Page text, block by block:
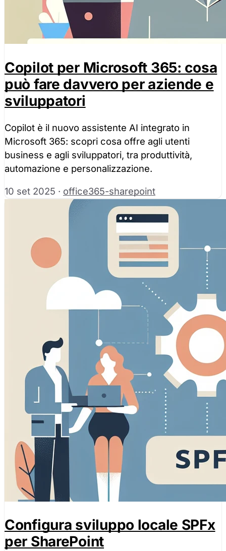
Copilot per Microsoft 365: cosa
può fare davvero per aziende e
sviluppatori
Copilot è il nuovo assistente AI integrato in
Microsoft 365: scopri cosa offre agli utenti
business e agli sviluppatori, tra produttività,
automazione e personalizzazione.
10 set 2025 · office365-sharepoint
Configura sviluppo locale SPFx
per SharePoint